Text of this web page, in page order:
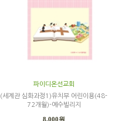
파이디온선교회
(세계관 심화과정1)유치부 어린이용(48-
72개월)-예수빌리지
8,000원